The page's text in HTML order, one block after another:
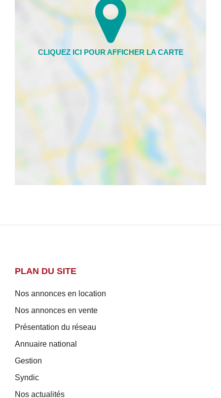
PLAN DU SITE
Nos annonces en location
Nos annonces en vente
Présentation du réseau
Annuaire national
Gestion
Syndic
Nos actualités